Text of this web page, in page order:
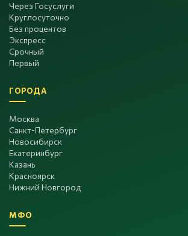
Через Госуслуги
Круглосуточно
Без процентов
Экспресс
Срочный
Первый
ГОРОДА
Москва
Санкт-Петербург
Новосибирск
Екатеринбург
Казань
Красноярск
Нижний Новгород
МФО